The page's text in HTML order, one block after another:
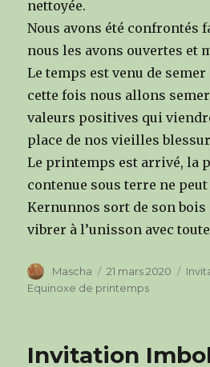
nettoyée.
Nous avons été confrontés
nous les avons ouvertes et
Le temps est venu de
cette fois nous allons
valeurs positives qui
place de nos vieilles
Le printemps est arrivé, la
contenue sous terre ne
Kernunnos sort de son
vibrer à l’unisson avec
Author
Mascha
Posted
on
21 mars 2020
Equinoxe de printemps
Invitation